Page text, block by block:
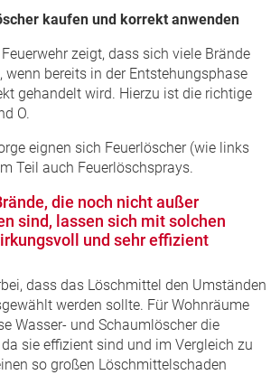
kaufen und korrekt anwenden
zeigt, dass sich viele Brände
wenn bereits in der Entstehungsphase
gehandelt wird. Hierzu ist die richtige
O.
eignen sich Feuerlöscher (wie links
Teil auch Feuerlöschsprays.
die noch nicht außer
sind, lassen sich mit solchen
und sehr effizient
dass das Löschmittel den Umständen
werden sollte. Für Wohnräume
Wasser- und Schaumlöscher die
sie effizient sind und im Vergleich zu
so großen Löschmittelschaden